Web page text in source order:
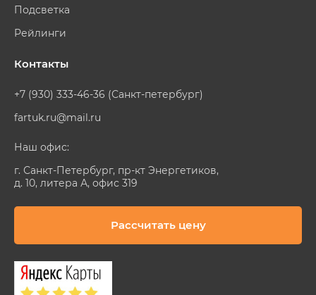
Подсветка
Рейлинги
Контакты
+7 (930) 333-46-36 (Санкт-петербург)
fartuk.ru@mail.ru
Наш офис:
г. Санкт-Петербург, пр-кт Энергетиков,
д. 10, литера А, офис 319
Рассчитать цену